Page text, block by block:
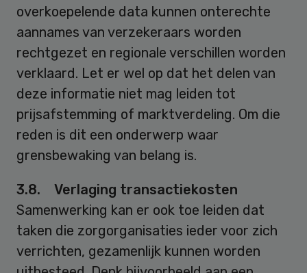
overkoepelende data kunnen onterechte
aannames van verzekeraars worden
rechtgezet en regionale verschillen worden
verklaard. Let er wel op dat het delen van
deze informatie niet mag leiden tot
prijsafstemming of marktverdeling. Om die
reden is dit een onderwerp waar
grensbewaking van belang is.
3.8. Verlaging transactiekosten
Samenwerking kan er ook toe leiden dat
taken die zorgorganisaties ieder voor zich
verrichten, gezamenlijk kunnen worden